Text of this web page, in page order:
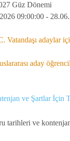
Güz Dönemi
09:00:00 -
adaylar
aday
ve Şartlar İçin
tarihleri ve